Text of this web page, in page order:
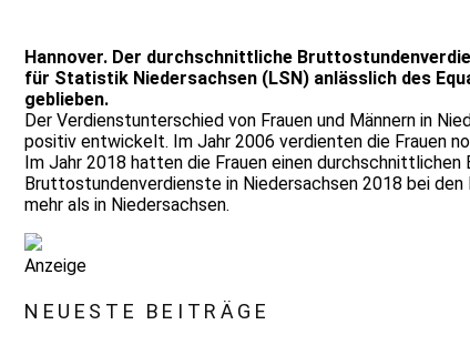
Hannover. Der durchschnittliche
für Statistik Niedersachsen (LSN) anlässlich des
geblieben.
Der Verdienstunterschied von Frauen und Männern in
positiv entwickelt. Im Jahr 2006 verdienten die Frauen
Im Jahr 2018 hatten die Frauen einen
Bruttostundenverdienste in Niedersachsen 2018 bei den
mehr als in Niedersachsen.
Anzeige
NEUESTE BEITRÄGE